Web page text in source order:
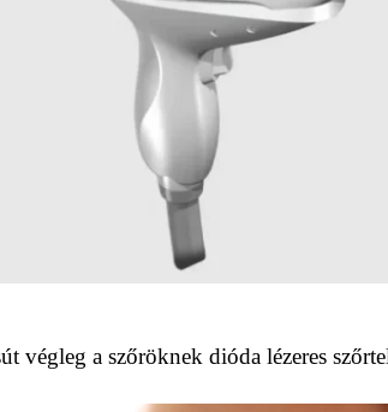
végleg a szőröknek dióda lézeres